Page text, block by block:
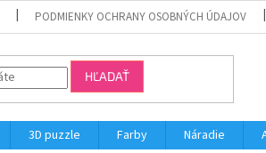
PODMIENKY OCHRANY OSOBNÝCH ÚDAJOV
HĽADAŤ
3D puzzle Farby Náradie